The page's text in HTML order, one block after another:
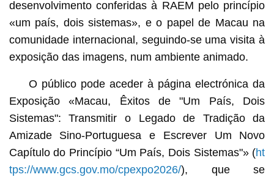
desenvolvimento conferidas à RAEM pelo princípio
«um país, dois sistemas», e o papel de Macau na
comunidade internacional, seguindo-se uma visita à
exposição das imagens, num ambiente animado.
O público pode aceder à página electrónica da
Exposição «Macau, Êxitos de "Um País, Dois
Sistemas": Transmitir o Legado de Tradição da
Amizade Sino-Portuguesa e Escrever Um Novo
Capítulo do Princípio “Um País, Dois Sistemas"» (ht
tps://www.gcs.gov.mo/cpexpo2026/), que se